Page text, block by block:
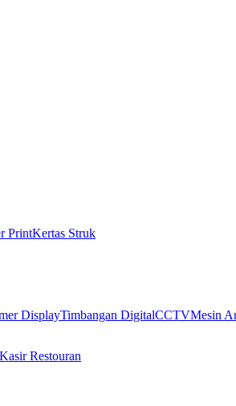
PrintKertas Struk
DisplayTimbangan DigitalCCTVMesin
Restouran